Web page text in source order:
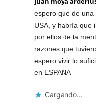
espero que de una
USA, y habría que
por ellos de la
razones que
espero vivir lo
en ESPAÑA
Cargando...